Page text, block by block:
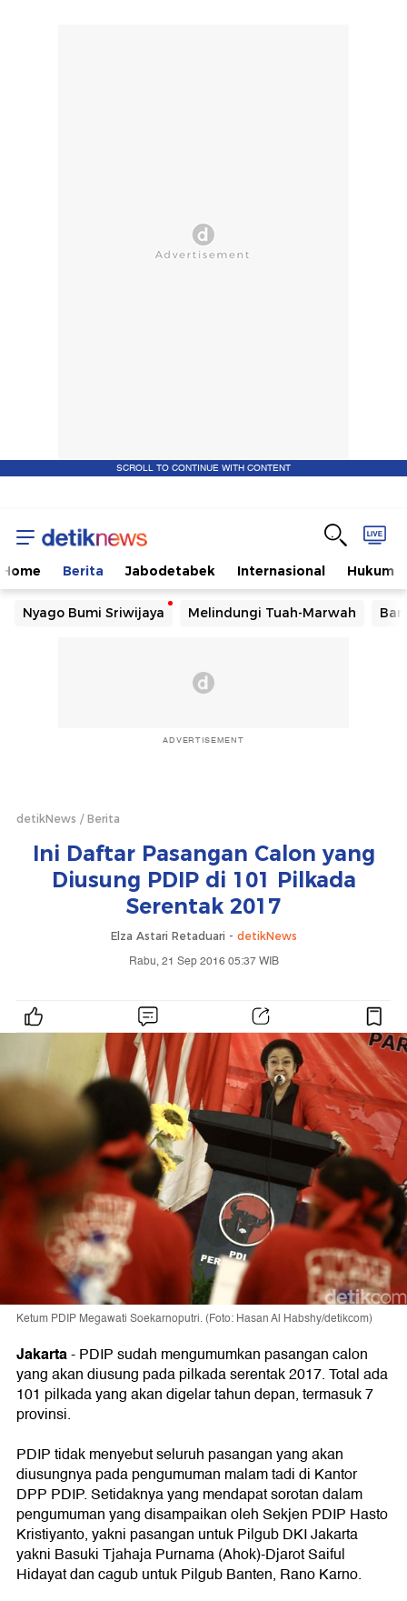
SCROLL TO CONTINUE WITH CONTENT
Home Berita Jabodetabek Internasional Hukum
Nyago Bumi Sriwijaya Melindungi Tuah-Marwah
ADVERTISEMENT
detikNews Berita
Ini Daftar Pasangan Calon yang
Diusung PDIP di 101 Pilkada
Serentak 2017
Elza Astari Retaduari - detikNews
Rabu, 21 Sep 2016 05:37 WIB
Ketum PDIP Megawati Soekarnoputri. (Foto: Hasan Al Habshy/detikcom)
Jakarta-PDIP sudah mengumumkan pasangan calon
yang akan diusung pada pilkada serentak 2017. Total ada
101 pilkada yang akan digelar tahun depan, termasuk 7
provinsi.
PDIP tidak menyebut seluruh pasangan yang akan
diusungnya pada pengumuman malam tadi di Kantor
DPP PDIP. Setidaknya yang mendapat sorotan dalam
pengumuman yang disampaikan oleh Sekjen PDIP Hasto
Kristiyanto, yakni pasangan untuk Pilgub DKI Jakarta
yakni Basuki Tjahaja Purnama (Ahok)-Djarot Saiful
Hidayat dan cagub untuk Pilgub Banten, Rano Karno.